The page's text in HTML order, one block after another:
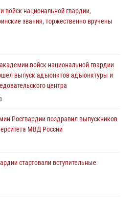
национальной гвардии принял
тактика, профессионализм
подразделений связи войск
национальной гвардии,
звания, торжественно вручены
войск национальной гвардии
выпуск адъюнктов адъюнктуры и
центра
Росгвардии поздравил выпускников
МВД России
стартовали вступительные